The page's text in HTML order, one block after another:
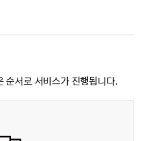
순서로 서비스가 진행됩니다.